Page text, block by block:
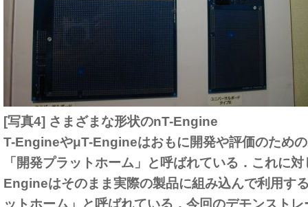
[写真4] さまざまな形状のnT-Engine
T-EngineやμT-Engineはおもに開発や評価のため
「開発プラットホーム」と呼ばれている．これに
Engineはそのまま実際の製品に組み込んで利用す
ットホーム」と呼ばれている．今回のデモンスト